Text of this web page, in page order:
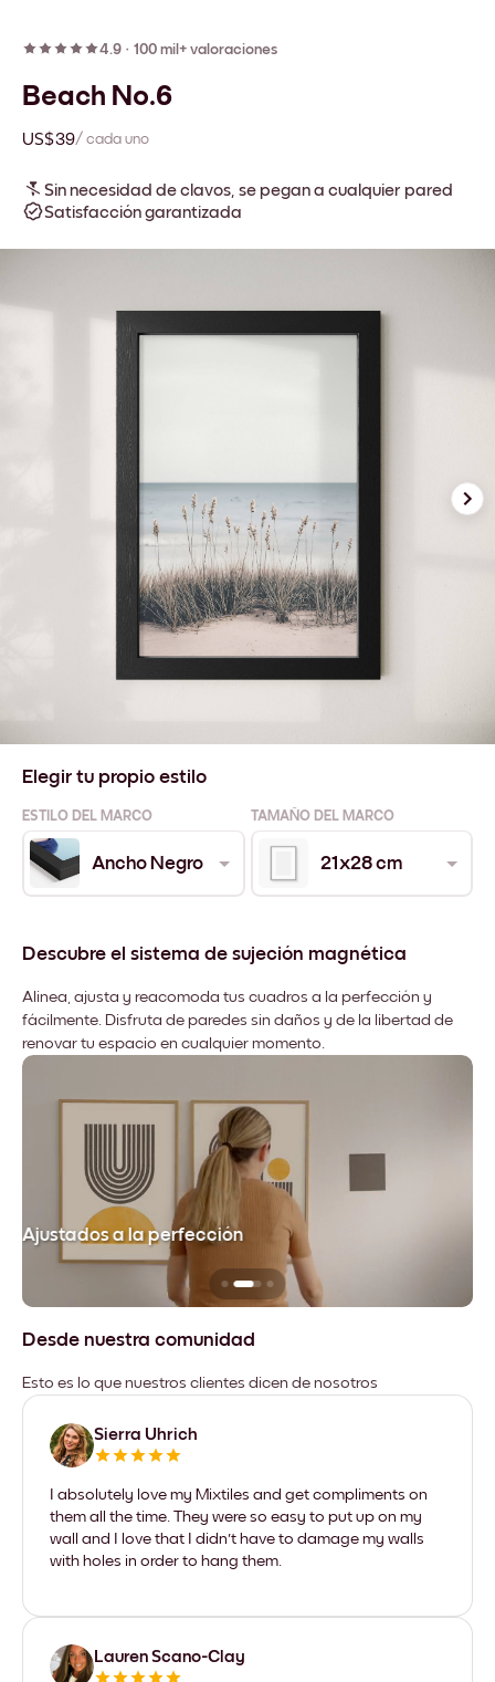
4.9 · 100 mil+ valoraciones
Beach No.6
US$39/ cada uno
Sin necesidad de clavos, se pegan a cualquier pared
Satisfacción garantizada
Elegir tu propio estilo
ESTILO DEL MARCO TAMAÑO DEL MARCO
Ancho Negro 21x28 cm
Descubre el sistema de sujeción magnética
Alinea, ajusta y reacomoda tus cuadros a la perfección y
fácilmente. Disfruta de paredes sin daños y de la libertad de
renovar tu espacio en cualquier momento.
Ajustados a la perfección
Desde nuestra comunidad
Esto es lo que nuestros clientes dicen de nosotros
Sierra Uhrich
I absolutely love my Mixtiles and get compliments on
them all the time. They were so easy to put up on my
wall and I love that I didn't have to damage my walls
with holes in order to hang them.
Lauren Scano-Clay